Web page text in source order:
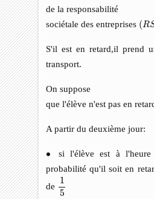
de la responsabilité
sociétale des entreprises ( R
( RS
S'il est en retard,il prend
transport.
On suppose
que l'élève n'est pas en
A partir du deuxième jour:
∙
∙
si l'élève est à
probabilité qu'il soit en
de
1
5
15